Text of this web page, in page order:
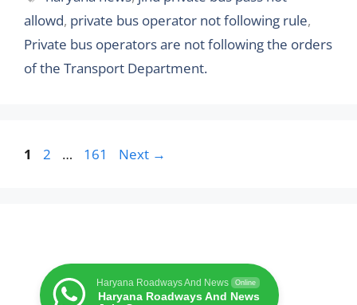
allowd, private bus operator not following rule,
Private bus operators are not following the orders
of the Transport Department.
Page
1 Page
2 … Page
161 Next →
Haryana Roadways And News Online
Haryana Roadways And News